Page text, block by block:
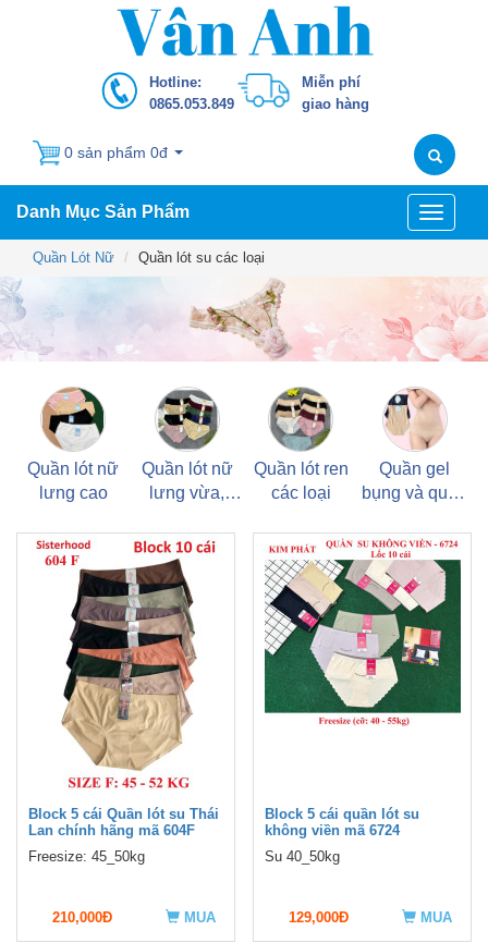
Hotline:
0865.053.849
Miễn phí
giao hàng
0 sản phẩm 0đ
Danh Mục Sản Phẩm
Toggle
Quần Lót Nữ
Quần lót su các loại
Quần lót nữ
lưng cao
Quần lót nữ
lưng vừa,
Quần lót ren
các loại
Quần gel
bụng và quần
Block 5 cái Quần lót su Thái
Lan chính hãng mã 604F
Freesize: 45_50kg
210,000Đ MUA
Block 5 cái quần lót su
không viền mã 6724
Su 40_50kg
129,000Đ MUA